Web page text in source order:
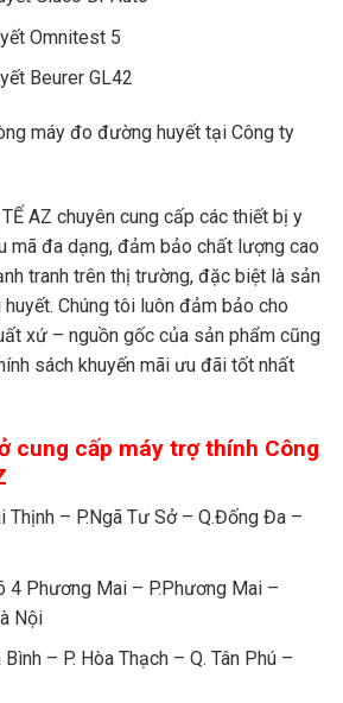
Omnitest 5
Beurer GL42
máy đo đường huyết tại Công ty
TẾ AZ chuyên cung cấp các thiết bị y
mã đa dạng, đảm bảo chất lượng cao
tranh trên thị trường, đặc biệt là sản
Chúng tôi luôn đảm bảo cho
xứ – nguồn gốc của sản phẩm cũng
sách khuyến mãi ưu đãi tốt nhất
cung cấp máy trợ thính Công
Thịnh – P.Ngã Tư Sở – Q.Đống Đa –
4 Phương Mai – P.Phương Mai –
Nội
– P. Hòa Thạch – Q. Tân Phú –